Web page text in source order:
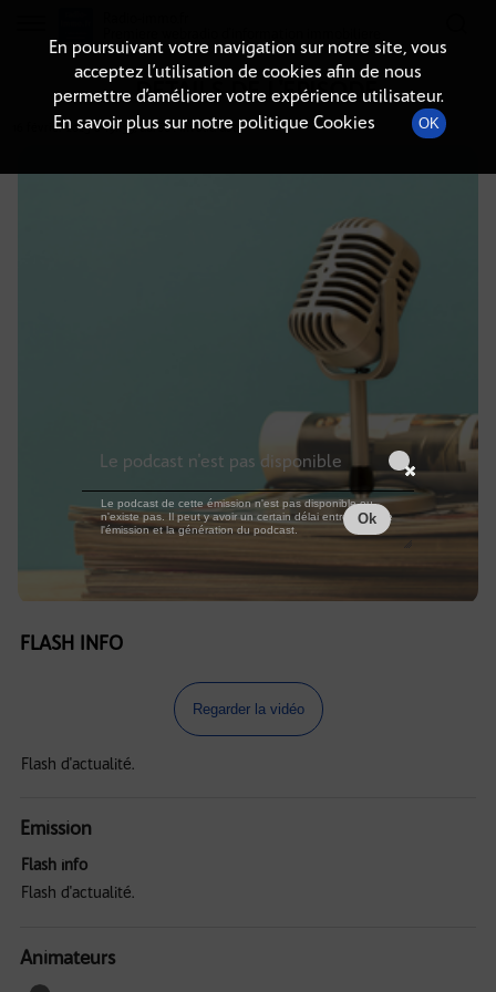
DÉTAILS DE L'ÉPISODE
16 février 2025à 19h59, durée : Invalid date
FLASH INFO
Regarder la vidéo
Flash d'actualité.
Emission
Flash info
Flash d'actualité.
Animateurs
En poursuivant votre navigation sur notre site, vous
acceptez l’utilisation de cookies afin de nous
permettre d’améliorer votre expérience utilisateur.
En savoir plus sur notre politique Cookies
OK
Le podcast n'est pas disponible
Le podcast de cette émission n'est pas disponible ou
n'existe pas. Il peut y avoir un certain délai entre la fin de
l'émission et la génération du podcast.
Ok